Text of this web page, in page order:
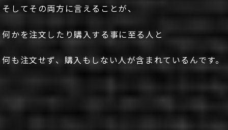
そしてその両方に言えることが、
何かを注文したり購入する事に至る人と
何も注文せず、購入もしない人が含まれているんです。